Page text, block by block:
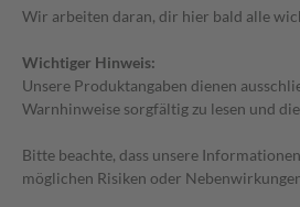
Wir arbeiten daran, dir hier bald alle
Wichtiger Hinweis:
Unsere Produktangaben dienen
Warnhinweise sorgfältig zu lesen und
Bitte beachte, dass unsere
möglichen Risiken oder